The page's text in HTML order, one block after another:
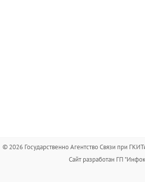
© 2026 Государственно Агентство Связи при
Сайт разработан ГП